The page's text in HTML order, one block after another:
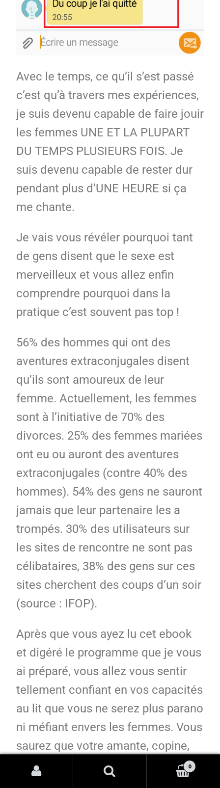
Avec le temps, ce qu’il s’est passé
c’est qu’à travers mes expériences,
je suis devenu capable de faire jouir
les femmes UNE ET LA PLUPART
DU TEMPS PLUSIEURS FOIS. Je
suis devenu capable de rester dur
pendant plus d’UNE HEURE si ça
me chante.
Je vais vous révéler pourquoi tant
de gens disent que le sexe est
merveilleux et vous allez enfin
comprendre pourquoi dans la
pratique c’est souvent pas top !
56% des hommes qui ont des
aventures extraconjugales disent
qu’ils sont amoureux de leur
femme. Actuellement, les femmes
sont à l’initiative de 70% des
divorces. 25% des femmes mariées
ont eu ou auront des aventures
extraconjugales (contre 40% des
hommes). 54% des gens ne sauront
jamais que leur partenaire les a
trompés. 30% des utilisateurs sur
les sites de rencontre ne sont pas
célibataires, 38% des gens sur ces
sites cherchent des coups d’un soir
(source : IFOP).
Après que vous ayez lu cet ebook
et digéré le programme que je vous
ai préparé, vous allez vous sentir
tellement confiant en vos capacités
au lit que vous ne serez plus parano
ni méfiant envers les femmes. Vous
saurez que votre amante, copine,
ou femme ne vous quittera pour le
0